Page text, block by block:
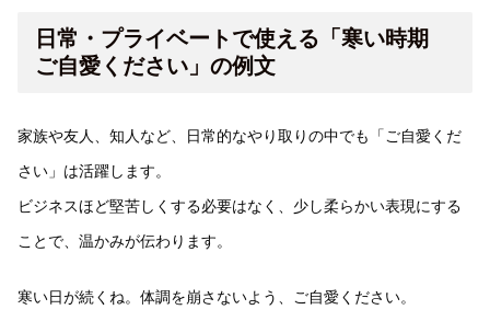
日常・プライベートで使える「寒い時期
ご自愛ください」の例文
家族や友人、知人など、日常的なやり取りの中でも「ご自愛くだ
さい」は活躍します。
ビジネスほど堅苦しくする必要はなく、少し柔らかい表現にする
ことで、温かみが伝わります。
寒い日が続くね。体調を崩さないよう、ご自愛ください。